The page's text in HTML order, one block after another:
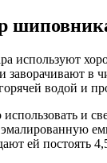
используют
заворачивают в
водой и
использовать и
ей